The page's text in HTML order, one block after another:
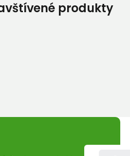
produkty